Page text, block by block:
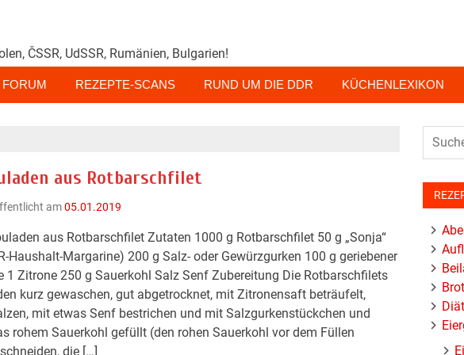
ČSSR, UdSSR, Rumänien, Bulgarien!
FORUM REZEPTE-SCANS RUND UM DIE DDR KÜCHENLEXIKON
aus Rotbarschfilet
am05.01.2019
aus Rotbarschfilet Zutaten 1000 g Rotbarschfilet 50 g „Sonja“
Haushalt-Margarine) 200 g Salz- oder Gewürzgurken 100 g geriebener
1 Zitrone 250 g Sauerkohl Salz Senf Zubereitung Die Rotbarschfilets
kurz gewaschen, gut abgetrocknet, mit Zitronensaft beträufelt,
mit etwas Senf bestrichen und mit Salzgurkenstückchen und
rohem Sauerkohl gefüllt (den rohen Sauerkohl vor dem Füllen
die […]